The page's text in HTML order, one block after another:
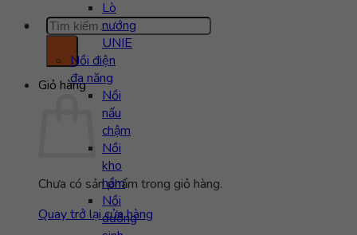
Tìm
kiếm:
Giỏ hàng
Chưa có sản phẩm trong giỏ hàng.
Quay trở lại cửa hàng
Lò
nướng
UNIE
Nồi điện
đa năng
Nồi
nấu
chậm
Nồi
kho
hầm
Nồi
dưỡng